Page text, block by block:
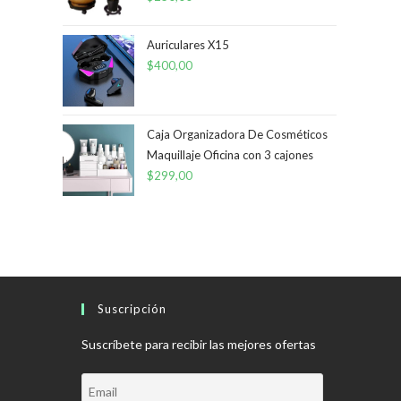
Auriculares X15
$400,00
Caja Organizadora De Cosméticos
Maquillaje Oficina con 3 cajones
$299,00
Suscripción
Suscríbete para recibir las mejores ofertas